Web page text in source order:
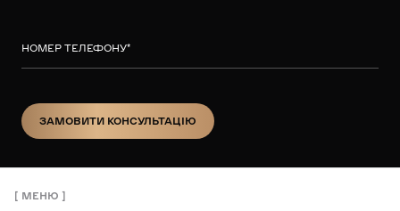
НОМЕР ТЕЛЕФОНУ*
ЗАМОВИТИ КОНСУЛЬТАЦІЮ
МЕНЮ